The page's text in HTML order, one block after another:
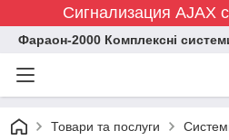
Сигнализация AJAX
Фараон-2000 Комплексні
Товари та послуги